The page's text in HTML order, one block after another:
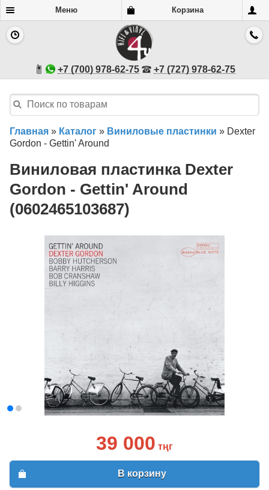
Меню Корзина
+7 (700) 978-62-75 +7 (727) 978-62-75
Главная » Каталог » Виниловые пластинки » Dexter
Gordon - Gettin' Around
Виниловая пластинка Dexter
Gordon - Gettin' Around
(0602465103687)
39 000 тңг
В корзину